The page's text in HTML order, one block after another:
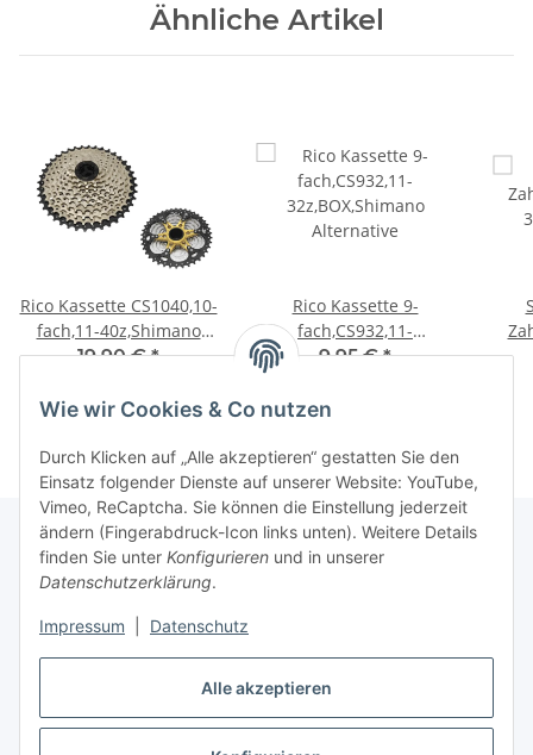
Alle akzeptieren
Wie wir Cookies & Co nutzen
Durch Klicken auf „Alle akzeptieren“ gestatten Sie den
Einsatz folgender Dienste auf unserer Website: YouTube,
Vimeo, ReCaptcha. Sie können die Einstellung jederzeit
ändern (Fingerabdruck-Icon links unten). Weitere Details
finden Sie unter Konfigurieren und in unserer
Datenschutzerklärung.
Impressum Datenschutz
Ähnliche Artikel
Rico Kassette CS1040,10-
fach,11-40z,Shimano
komp.BOX
19,90 €*
Rico Kassette 9-
fach,CS932,11-
32z,BOX,Shimano
9,95 €*
Informationen